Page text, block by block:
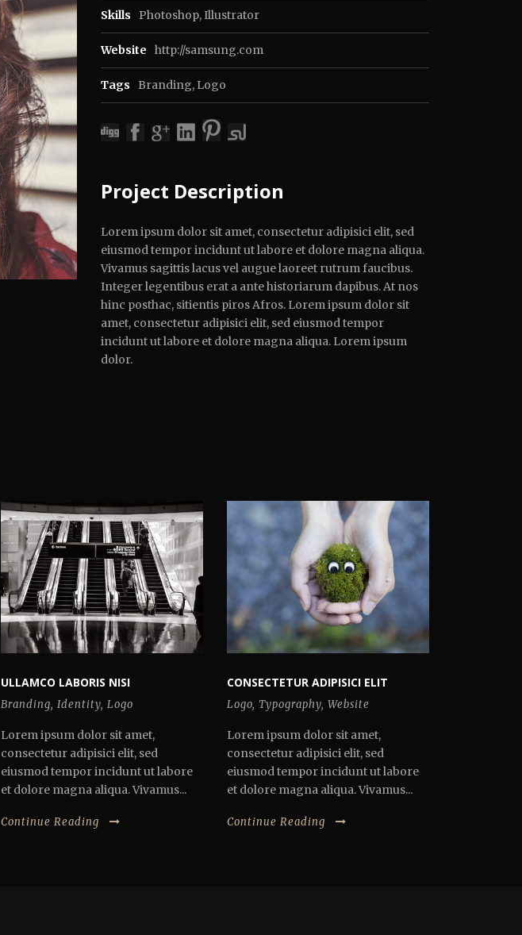
Skills Photoshop, Illustrator
Website http://samsung.com
Tags Branding, Logo
Project Description
Lorem ipsum dolor sit amet, consectetur adipisici elit, sed
eiusmod tempor incidunt ut labore et dolore magna aliqua.
Vivamus sagittis lacus vel augue laoreet rutrum faucibus.
Integer legentibus erat a ante historiarum dapibus. At nos
hinc posthac, sitientis piros Afros. Lorem ipsum dolor sit
amet, consectetur adipisici elit, sed eiusmod tempor
incidunt ut labore et dolore magna aliqua. Lorem ipsum
dolor.
ULLAMCO LABORIS NISI
Branding, Identity, Logo
Lorem ipsum dolor sit amet,
consectetur adipisici elit, sed
eiusmod tempor incidunt ut labore
et dolore magna aliqua. Vivamus...
Continue Reading
CONSECTETUR ADIPISICI ELIT
Logo, Typography, Website
Lorem ipsum dolor sit amet,
consectetur adipisici elit, sed
eiusmod tempor incidunt ut labore
et dolore magna aliqua. Vivamus...
Continue Reading